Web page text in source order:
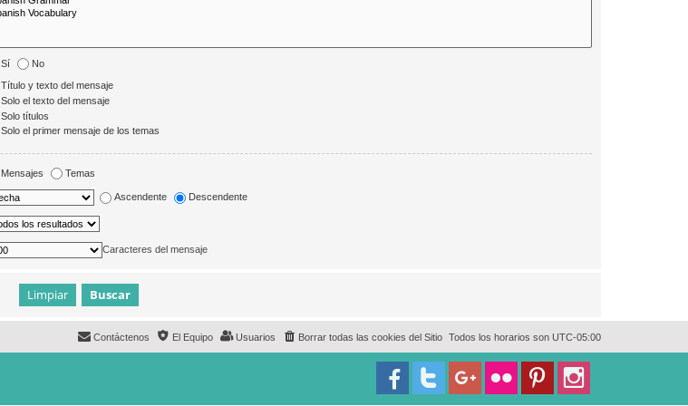
Sí No
Título y texto del mensaje
Solo el texto del mensaje
Solo títulos
Solo el primer mensaje de los temas
Mensajes Temas
Ascendente Descendente
Caracteres del mensaje
Todos los horarios son UTC-05:00
Borrar todas las cookies del Sitio
Usuarios
El Equipo
Contáctenos